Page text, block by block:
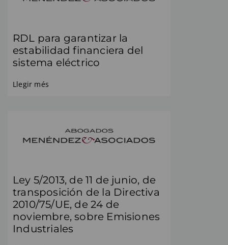
RDL para garantizar la
estabilidad financiera del
sistema eléctrico
Llegir més
Ley 5/2013, de 11 de junio, de
transposición de la Directiva
2010/75/UE, de 24 de
noviembre, sobre Emisiones
Industriales